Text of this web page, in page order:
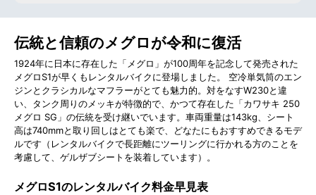
伝統と信頼のメグロが令和に復活
1924年に日本に存在した「メグロ」が100周年を記念して発売された
メグロS1が早くもレンタルバイクに登場しました。 空冷単気筒のエン
ジンとクラシカルなマフラーがとても魅力的。対をなすW230と違
い、タンク周りのメッキが特徴的で、かつて存在した「カワサキ 250
メグロ SG」の伝統を受け継いでいます。車両重量は143kg、シート
高は740mmと取り回しはとても楽で、どなたにもおすすめできるモデ
ルです（レンタルバイクで長距離にツーリングに行かれる方のことを
考慮して、ゲルザブシートを装着しています）。
メグロS1のレンタルバイク料金早見表